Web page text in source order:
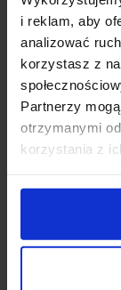
i reklam, aby
analizować
korzystasz z
Partnerzy
otrzymanymi
korzystania z
która
posiada
do wyboru:
świecenia
Dzięki klasie
elewację lub
loggii lub
Dane
Moc: 6W
Strumień